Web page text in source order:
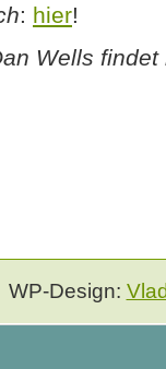
: hier!
Wells
WP-Design: